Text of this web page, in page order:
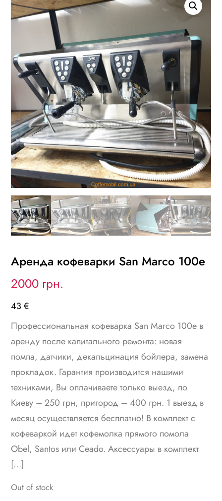
Аренда кофеварки San Marco 100e
2000 грн.
43 €
Профессиональная кофеварка San Marco 100e в
аренду после капитального ремонта: новая
помпа, датчики, декальцинация бойлера, замена
прокладок. Гарантия производится нашими
техниками, Вы оплачиваете только выезд, по
Киеву – 250 грн, пригород – 400 грн. 1 выезд в
месяц осуществляется бесплатно! В комплект с
кофеваркой идет кофемолка прямого помола
Obel, Santos или Ceado. Аксессуары в комплект
[…]
Out of stock